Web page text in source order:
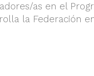
as en el
la Federación